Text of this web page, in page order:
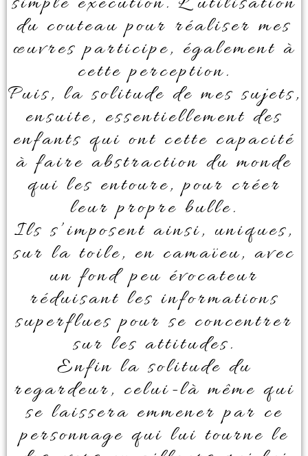
du couteau pour réaliser mes
œuvres participe, également à
cette perception.
Puis, la solitude de mes sujets,
ensuite, essentiellement des
enfants qui ont cette capacité
à faire abstraction du monde
qui les entoure, pour créer
leur propre bulle.
Ils s’imposent ainsi, uniques,
sur la toile, en camaïeu, avec
un fond peu évocateur
réduisant les informations
superflues pour se concentrer
sur les attitudes.
Enfin la solitude du
regardeur, celui-là même qui
se laissera emmener par ce
personnage qui lui tourne le